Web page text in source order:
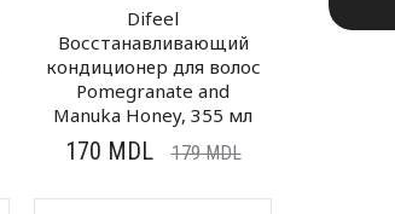
Difeel
Восстанавливающий
кондиционер для волос
Pomegranate and
Manuka Honey, 355 мл
170 MDL 179MDL